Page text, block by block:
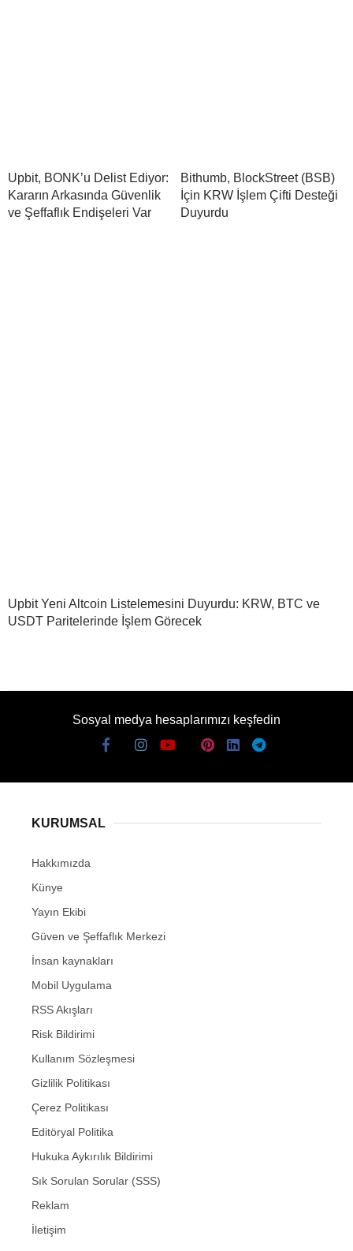
Upbit, BONK’u Delist Ediyor:
Kararın Arkasında Güvenlik
ve Şeffaflık Endişeleri Var
Bithumb, BlockStreet (BSB)
İçin KRW İşlem Çifti Desteği
Duyurdu
Upbit Yeni Altcoin Listelemesini Duyurdu: KRW, BTC ve
USDT Paritelerinde İşlem Görecek
Sosyal medya hesaplarımızı keşfedin
KURUMSAL
Hakkımızda
Künye
Yayın Ekibi
Güven ve Şeffaflık Merkezi
İnsan kaynakları
Mobil Uygulama
RSS Akışları
Risk Bildirimi
Kullanım Sözleşmesi
Gizlilik Politikası
Çerez Politikası
Editöryal Politika
Hukuka Aykırılık Bildirimi
Sık Sorulan Sorular (SSS)
Reklam
İletişim